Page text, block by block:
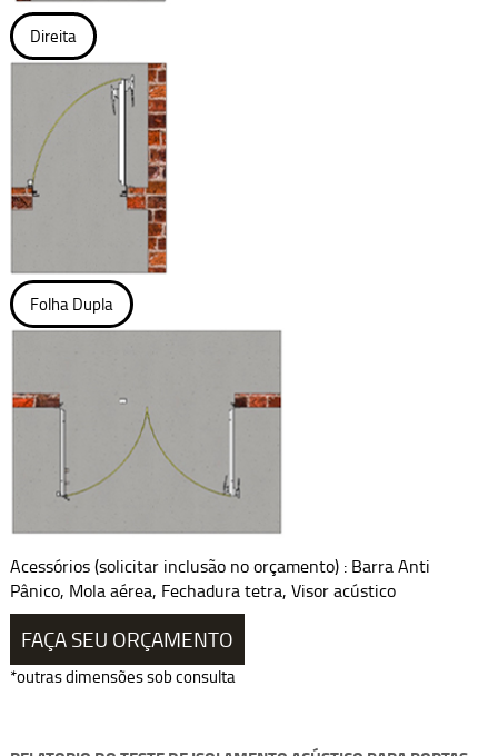
Direita
Folha Dupla
Acessórios (solicitar inclusão no orçamento) : Barra Anti
Pânico, Mola aérea, Fechadura tetra, Visor acústico
FAÇA SEU ORÇAMENTO
*outras dimensões sob consulta